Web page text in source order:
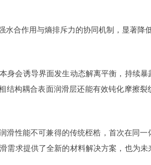
合作用与熵排斥力的协同机制，显著降
会诱导界面发生动态解离平衡，持续
构耦合表面润滑层还能有效钝化摩擦
滑性能不可兼得的传统桎梏，首次在同
求提供了全新的材料解决方案，也为